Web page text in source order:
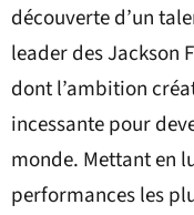
découverte d’un
leader des Jackson
dont l’ambition
incessante pour
monde. Mettant en
performances les